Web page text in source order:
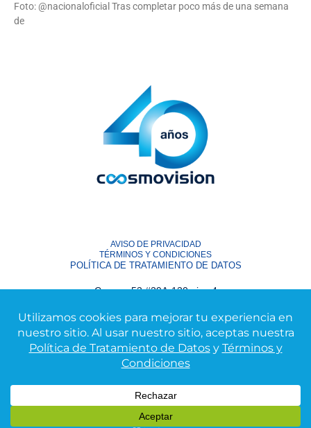
Foto: @nacionaloficial Tras completar poco más de una semana
de
AVISO DE PRIVACIDAD
TÉRMINOS Y CONDICIONES
POLÍTICA DE TRATAMIENTO DE DATOS
Carrera 53 #29A-130 piso 4
contacto@coosmovision.com